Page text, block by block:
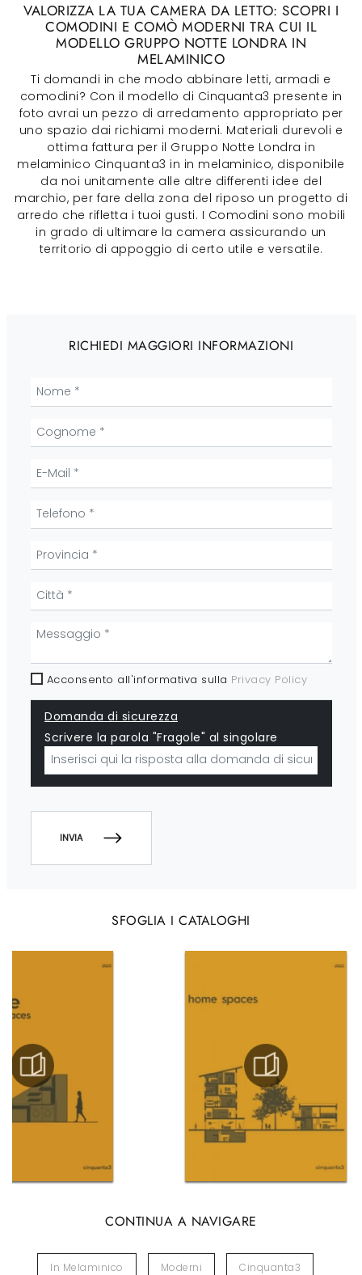
VALORIZZA LA TUA CAMERA DA LETTO: SCOPRI I
COMODINI E COMÒ MODERNI TRA CUI IL
MODELLO GRUPPO NOTTE LONDRA IN
MELAMINICO
Ti domandi in che modo abbinare letti, armadi e
comodini? Con il modello di Cinquanta3 presente in
foto avrai un pezzo di arredamento appropriato per
uno spazio dai richiami moderni. Materiali durevoli e
ottima fattura per il Gruppo Notte Londra in
melaminico Cinquanta3 in in melaminico, disponibile
da noi unitamente alle altre differenti idee del
marchio, per fare della zona del riposo un progetto di
arredo che rifletta i tuoi gusti. I Comodini sono mobili
in grado di ultimare la camera assicurando un
territorio di appoggio di certo utile e versatile.
SFOGLIA I CATALOGHI
CONTINUA A NAVIGARE
In Melaminico Moderni Cinquanta3
RICHIEDI MAGGIORI INFORMAZIONI
Acconsento all'informativa sulla Privacy Policy
Domanda di sicurezza
Scrivere la parola "Fragole" al singolare
INVIA